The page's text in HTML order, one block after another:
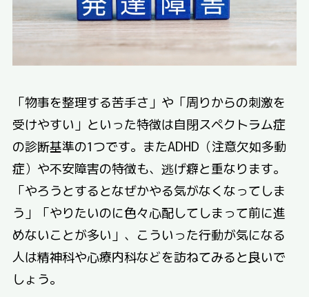
「物事を整理する苦手さ」や「周りからの刺激を
受けやすい」といった特徴は自閉スペクトラム症
の診断基準の1つです。またADHD（注意欠如多動
症）や不安障害の特徴も、逃げ癖と重なります。
「やろうとするとなぜかやる気がなくなってしま
う」「やりたいのに色々心配してしまって前に進
めないことが多い」、こういった行動が気になる
人は精神科や心療内科などを訪ねてみると良いで
しょう。